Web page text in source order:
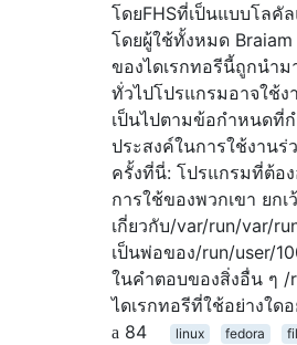
โดยFHSที่เป็นแบบโลคั
โดยผู้ใช้ทั้งหมด
ของไดเรกทอรีนี้ถูกนำม
ทั่วไปโปรแกรมอาจใช้
เป็นไปตามข้อกำหนดที่
ประสงค์ในการใช้งาน
ครั้งที่นี่: โปรแกรมที่ต้อ
การใช้ของพวกเขา ยก
เกี่ยวกับ/var/run/var/
เป็นพ่อของ/run/user/
ในคำตอบของสิ่งอื่น ๆ /
ไดเรกทอรีที่ใช้อย่างใด
84
linux fedora